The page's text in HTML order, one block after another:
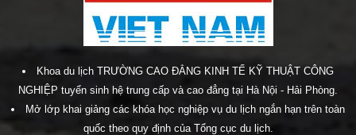
Khoa du lịch TRƯỜNG CAO ĐẲNG KINH TẾ KỸ THUẬT CÔNG
NGHIỆP tuyển sinh hệ trung cấp và cao đẳng tại Hà Nội - Hải Phòng.
Mở lớp khai giảng các khóa học nghiệp vụ du lịch ngắn hạn trên toàn
quốc theo quy định của Tổng cục du lịch.